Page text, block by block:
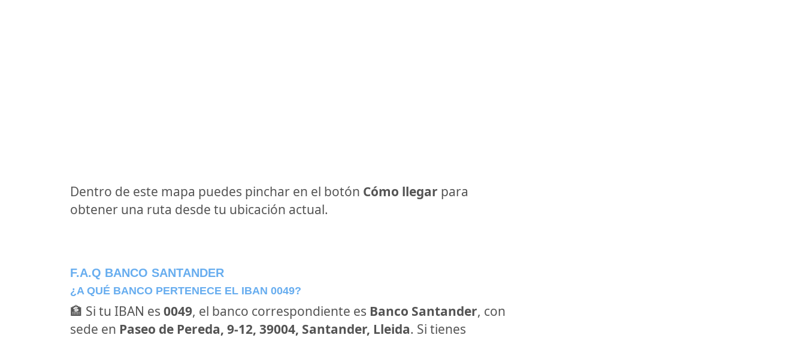
Dentro de este mapa puedes pinchar en el botón Cómo llegar para
obtener una ruta desde tu ubicación actual.
F.A.Q BANCO SANTANDER
¿A QUÉ BANCO PERTENECE EL IBAN 0049?
🏦 Si tu IBAN es 0049, el banco correspondiente es Banco Santander, con
sede en Paseo de Pereda, 9-12, 39004, Santander, Lleida. Si tienes